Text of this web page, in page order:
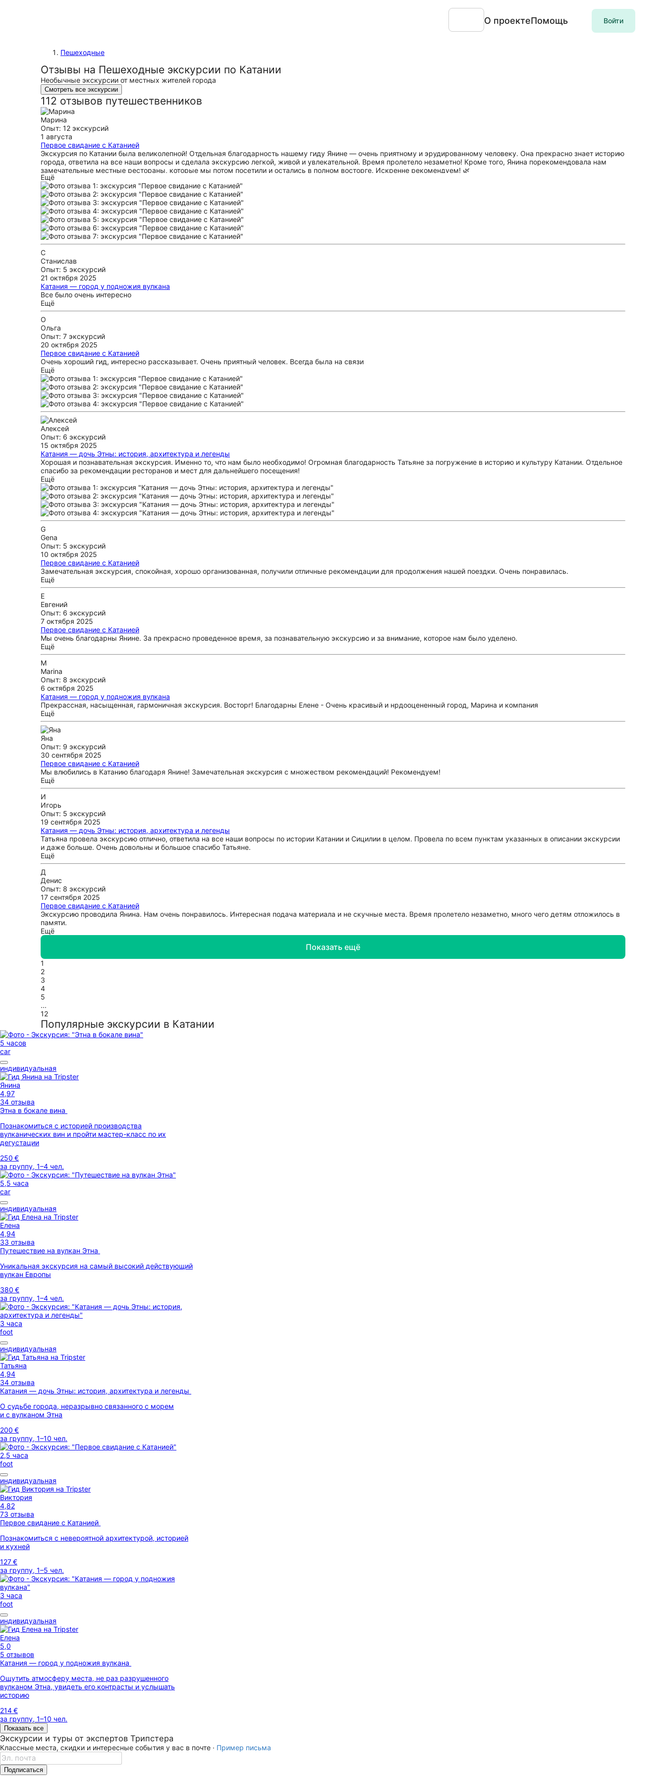
О проектеПомощь Войти
Пешеходные
Отзывы на Пешеходные экскурсии по Катании
Необычные экскурсии от местных жителей города
Смотреть все экскурсии
112 отзывов путешественников
Марина
Опыт: 12 экскурсий
1 августа
Первое свидание с Катанией
Экскурсия по Катании была великолепной! Отдельная благодарность нашему гиду Янине — очень приятному и эрудированному человеку. Она прекрасно знает историю
города, ответила на все наши вопросы и сделала экскурсию легкой, живой и увлекательной. Время пролетело незаметно! Кроме того, Янина порекомендовала нам
замечательные местные рестораны, которые мы потом посетили и остались в полном восторге. Искренне рекомендуем! 🌿
Ещё
С
Станислав
Опыт: 5 экскурсий
21 октября 2025
Катания — город у подножия вулкана
Все было очень интересно
Ещё
О
Ольга
Опыт: 7 экскурсий
20 октября 2025
Первое свидание с Катанией
Очень хороший гид, интересно рассказывает. Очень приятный человек. Всегда была на связи
Ещё
Алексей
Опыт: 6 экскурсий
15 октября 2025
Катания — дочь Этны: история, архитектура и легенды
Хорошая и познавательная экскурсия. Именно то, что нам было необходимо! Огромная благодарность Татьяне за погружение в историю и культуру Катании. Отдельное
спасибо за рекомендации ресторанов и мест для дальнейшего посещения!
Ещё
G
Gena
Опыт: 5 экскурсий
10 октября 2025
Первое свидание с Катанией
Замечательная экскурсия, спокойная, хорошо организованная, получили отличные рекомендации для продолжения нашей поездки. Очень понравилась.
Ещё
Е
Евгений
Опыт: 6 экскурсий
7 октября 2025
Первое свидание с Катанией
Мы очень благодарны Янине. За прекрасно проведенное время, за познавательную экскурсию и за внимание, которое нам было уделено.
Ещё
M
Marina
Опыт: 8 экскурсий
6 октября 2025
Катания — город у подножия вулкана
Прекрассная, насыщенная, гармоничная экскурсия. Восторг! Благодарны Елене - Очень красивый и нрдооцененный город, Марина и компания
Ещё
Яна
Опыт: 9 экскурсий
30 сентября 2025
Первое свидание с Катанией
Мы влюбились в Катанию благодаря Янине! Замечательная экскурсия с множеством рекомендаций! Рекомендуем!
Ещё
И
Игорь
Опыт: 5 экскурсий
19 сентября 2025
Катания — дочь Этны: история, архитектура и легенды
Татьяна провела экскурсию отлично, ответила на все наши вопросы по истории Катании и Сицилии в целом. Провела по всем пунктам указанных в описании экскурсии
и даже больше. Очень довольны и большое спасибо Татьяне.
Ещё
Д
Денис
Опыт: 8 экскурсий
17 сентября 2025
Первое свидание с Катанией
Экскурсию проводила Янина. Нам очень понравилось. Интересная подача материала и не скучные места. Время пролетело незаметно, много чего детям отложилось в
памяти.
Ещё
Показать ещё
1
2
3
4
5
...
12
Популярные экскурсии в Катании
5 часов
car
индивидуальная
Янина
4,97
34 отзыва
Этна в бокале вина
Познакомиться с историей производства
вулканических вин и пройти мастер-класс по их
дегустации
250 €
за группу, 1–4 чел.
5,5 часа
car
индивидуальная
Елена
4,94
33 отзыва
Путешествие на вулкан Этна
Уникальная экскурсия на самый высокий действующий
вулкан Европы
380 €
за группу, 1–4 чел.
3 часа
foot
индивидуальная
Татьяна
4,94
34 отзыва
Катания — дочь Этны: история, архитектура и легенды
О судьбе города, неразрывно связанного с морем
и с вулканом Этна
200 €
за группу, 1–10 чел.
2,5 часа
foot
индивидуальная
Виктория
4,82
73 отзыва
Первое свидание с Катанией
Познакомиться с невероятной архитектурой, историей
и кухней
127 €
за группу, 1–5 чел.
3 часа
foot
индивидуальная
Елена
5,0
5 отзывов
Катания — город у подножия вулкана
Ощутить атмосферу места, не раз разрушенного
вулканом Этна, увидеть его контрасты и услышать
историю
214 €
за группу, 1–10 чел.
Показать все
Экскурсии и туры от экспертов Трипстера
Классные места, скидки и интересные события у вас в почте · Пример письма
Подписаться